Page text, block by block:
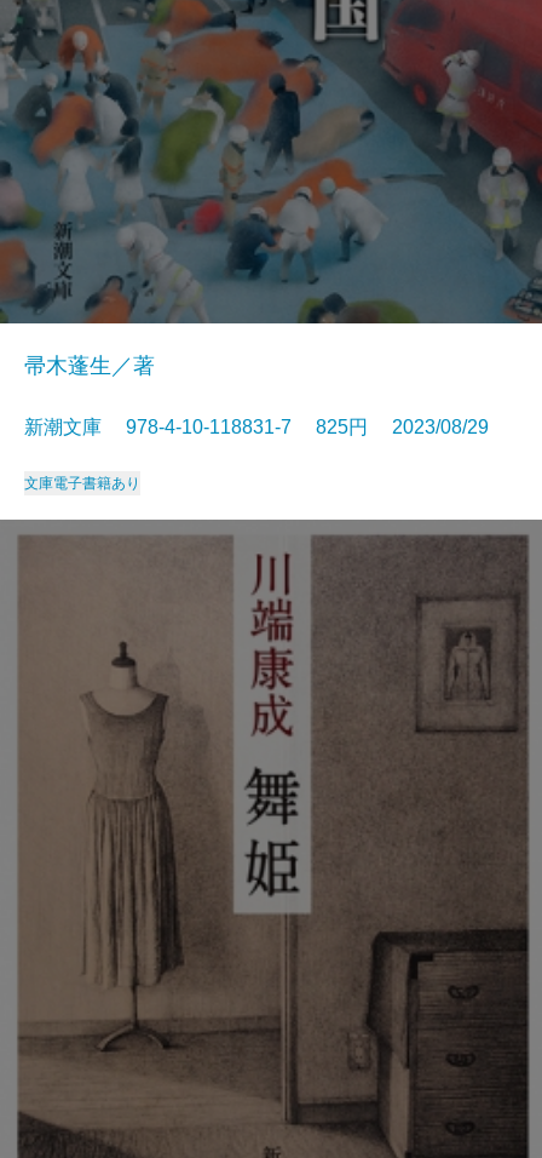
帚木蓬生／著
新潮文庫 978-4-10-118831-7 825円 2023/08/29
文庫電子書籍あり